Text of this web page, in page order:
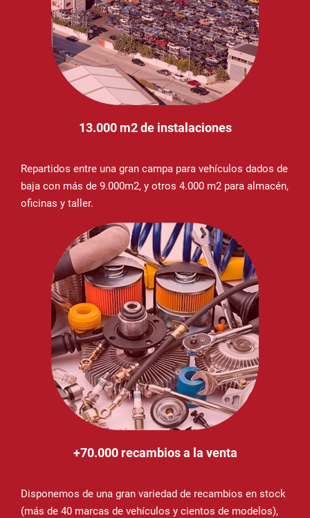
13.000 m2 de instalaciones
Repartidos entre una gran campa para vehículos dados de
baja con más de 9.000m2, y otros 4.000 m2 para almacén,
oficinas y taller.
+70.000 recambios a la venta
Disponemos de una gran variedad de recambios en stock
(más de 40 marcas de vehículos y cientos de modelos),